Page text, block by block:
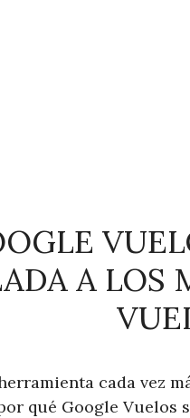
A LOS
cada vez
qué Google